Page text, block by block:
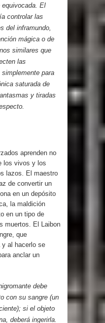
equivocada. El
controlar las
del inframundo,
mágica o de
similares que
las
para
saturada de
y tiradas
aprenden no
los vivos y los
lazos. El maestro
de convertir un
en un depósito
la maldición
en un tipo de
muertos. El Laibon
que
al hacerlo se
anclar un
debe
con su sangre (un
si el objeto
deberá ingerirla.